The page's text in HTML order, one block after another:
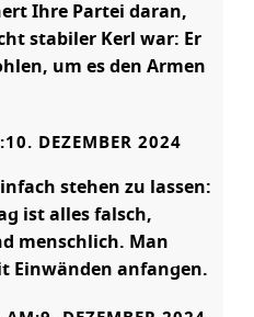
Ihre Partei daran,
stabiler Kerl war: Er
um es den Armen
10. DEZEMBER 2024
stehen zu lassen:
ist alles falsch,
menschlich. Man
Einwänden anfangen.